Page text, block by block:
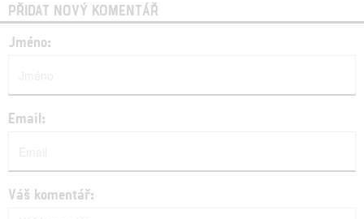
PŘIDAT NOVÝ KOMENTÁŘ
Jméno:
Email:
Váš komentář: